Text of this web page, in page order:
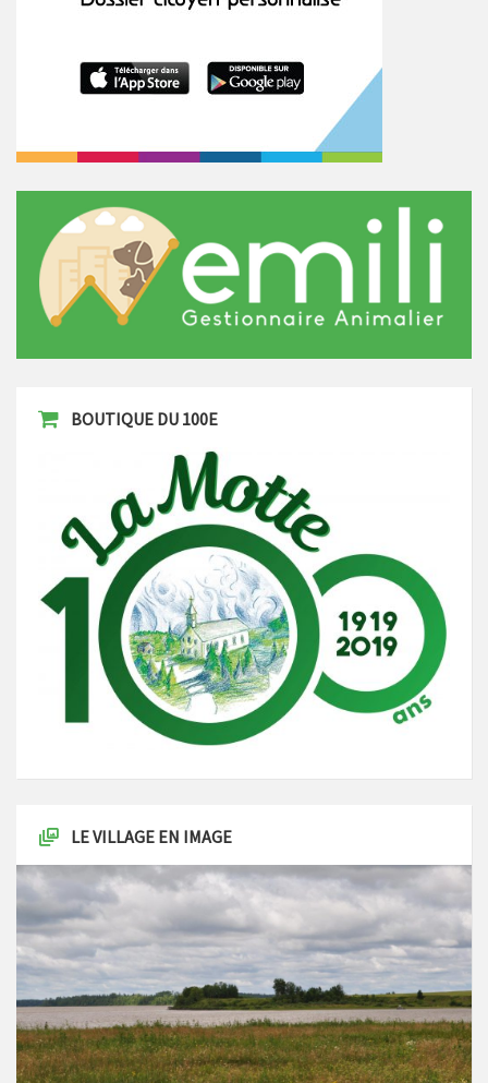
BOUTIQUE DU 100E
LE VILLAGE EN IMAGE